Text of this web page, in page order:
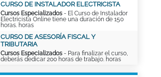
CURSO DE INSTALADOR ELECTRICISTA
Cursos Especializados - El Curso de Instalador
Electricista Online tiene una duración de 150
horas. horas
CURSO DE ASESORÍA FISCAL Y
TRIBUTARIA
Cursos Especializados - Para finalizar el curso,
deberás dedicar 200 horas de trabajo. horas